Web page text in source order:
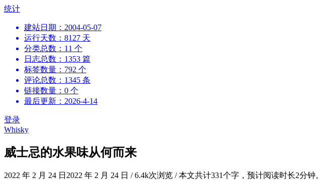
跳
统计
建站日期：2004-05-07
运行天数：8127 天
分类总数：11 个
日志总数：1353 篇
标签数量：792 个
评论总数：1345 条
链接数量：0 个
最后更新：2026-4-14
登录
Whisky
威士忌的水果味从何而来
2022 年 2 月 24 日 2022 年 2 月 24 日 /6.4k次浏览 /本文共计331个字，预计阅读时长2分钟。